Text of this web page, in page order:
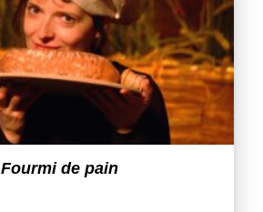
Fourmi de pain